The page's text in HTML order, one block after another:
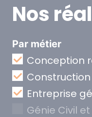
Nos
Par métier
Conception
Entreprise
Génie Civil